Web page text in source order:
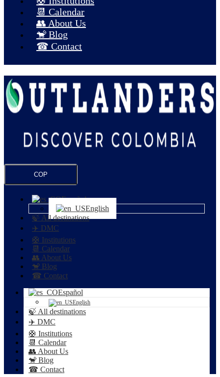
📆 Calendar
👥 About Us
🐒 Blog
☎ Contact
COP
Español
English
🍃 All destinations
✈️ DMC
🛟 Institutions
📆 Calendar
👥 About Us
🐒 Blog
☎ Contact
Español
English
🍃 All destinations
✈️ DMC
🛟 Institutions
📆 Calendar
👥 About Us
🐒 Blog
☎ Contact